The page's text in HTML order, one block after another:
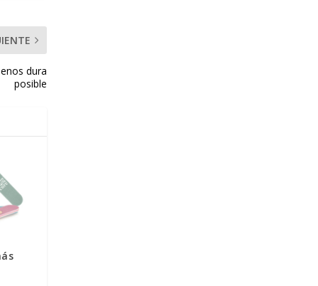
dura
posible